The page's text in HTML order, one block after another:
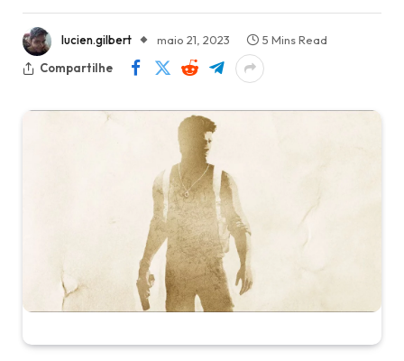
lucien.gilbert maio 21, 2023
5 Mins Read
Compartilhe